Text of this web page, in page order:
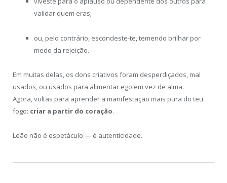
validar quem eras;
ou, pelo contrário, escondeste-te, temendo brilhar por
medo da rejeição.
Em muitas delas, os dons criativos foram desperdiçados, mal
usados, ou usados para alimentar ego em vez de alma.
Agora, voltas para aprender a manifestação mais pura do teu
fogo: criar a partir do coração.
Leão não é espetáculo — é autenticidade.